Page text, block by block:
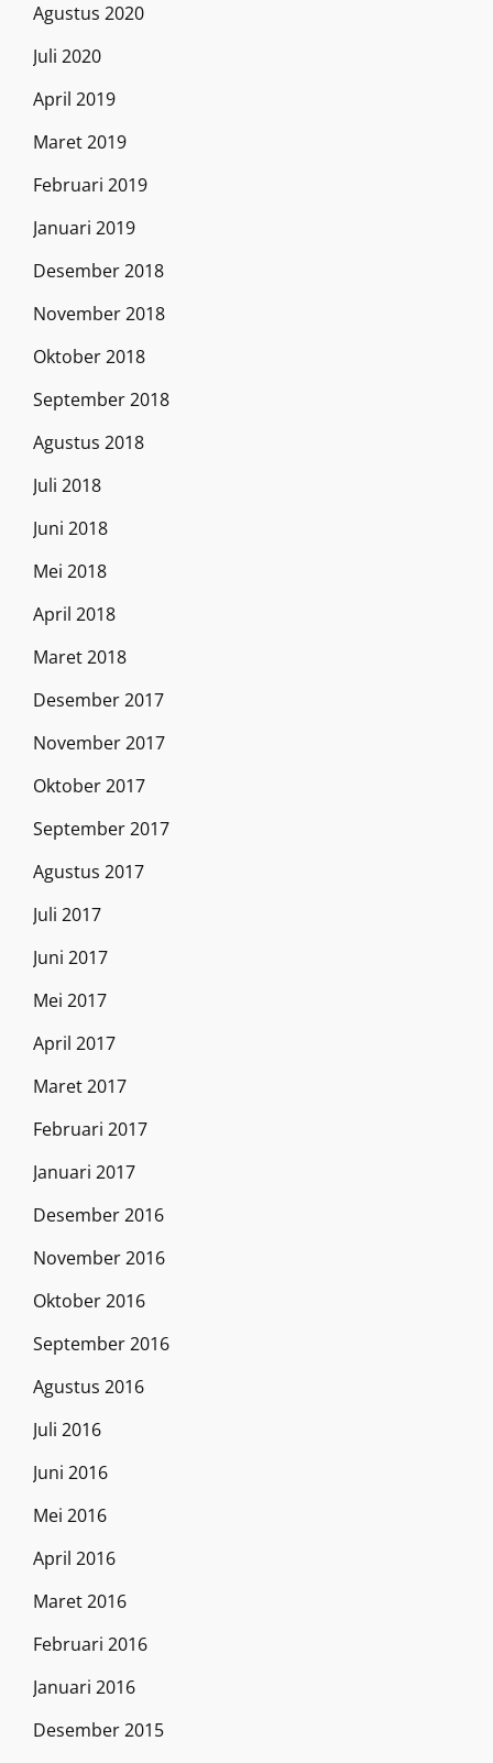
Agustus 2020
Juli 2020
April 2019
Maret 2019
Februari 2019
Januari 2019
Desember 2018
November 2018
Oktober 2018
September 2018
Agustus 2018
Juli 2018
Juni 2018
Mei 2018
April 2018
Maret 2018
Desember 2017
November 2017
Oktober 2017
September 2017
Agustus 2017
Juli 2017
Juni 2017
Mei 2017
April 2017
Maret 2017
Februari 2017
Januari 2017
Desember 2016
November 2016
Oktober 2016
September 2016
Agustus 2016
Juli 2016
Juni 2016
Mei 2016
April 2016
Maret 2016
Februari 2016
Januari 2016
Desember 2015